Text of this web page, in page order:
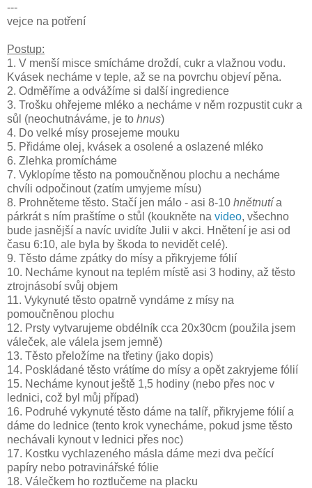
---
vejce na potření
Postup:
1. V menší misce smícháme droždí, cukr a vlažnou vodu.
Kvásek necháme v teple, až se na povrchu objeví pěna.
2. Odměříme a odvážíme si další ingredience
3. Trošku ohřejeme mléko a necháme v něm rozpustit cukr a
sůl (neochutnáváme, je to hnus)
4. Do velké mísy prosejeme mouku
5. Přidáme olej, kvásek a osolené a oslazené mléko
6. Zlehka promícháme
7. Vyklopíme těsto na pomoučněnou plochu a necháme
chvíli odpočinout (zatím umyjeme mísu)
8. Prohněteme těsto. Stačí jen málo - asi 8-10 hnětnutía
párkrát s ním praštíme o stůl (koukněte na video, všechno
bude jasnější a navíc uvidíte Julii v akci. Hnětení je asi od
času 6:10, ale byla by škoda to nevidět celé).
9. Těsto dáme zpátky do mísy a přikryjeme fólií
10. Necháme kynout na teplém místě asi 3 hodiny, až těsto
ztrojnásobí svůj objem
11. Vykynuté těsto opatrně vyndáme z mísy na
pomoučněnou plochu
12. Prsty vytvarujeme obdélník cca 20x30cm (použila jsem
váleček, ale válela jsem jemně)
13. Těsto přeložíme na třetiny (jako dopis)
14. Poskládané těsto vrátíme do mísy a opět zakryjeme fólií
15. Necháme kynout ještě 1,5 hodiny (nebo přes noc v
lednici, což byl můj případ)
16. Podruhé vykynuté těsto dáme na talíř, přikryjeme fólií a
dáme do lednice (tento krok vynecháme, pokud jsme těsto
nechávali kynout v lednici přes noc)
17. Kostku vychlazeného másla dáme mezi dva pečící
papíry nebo potravinářské fólie
18. Válečkem ho roztlučeme na placku